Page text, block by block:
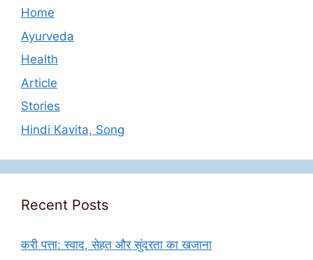
Home
Ayurveda
Health
Article
Stories
Hindi Kavita, Song
Recent Posts
करी पत्ता: स्वाद, सेहत और सुंदरता का खजाना